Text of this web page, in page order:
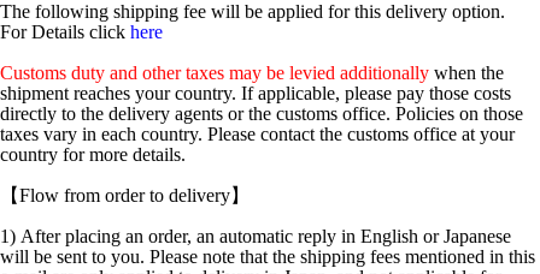
The following shipping fee will be applied for this delivery option.
For Details click here
Customs duty and other taxes may be levied additionally when the
shipment reaches your country. If applicable, please pay those costs
directly to the delivery agents or the customs office. Policies on those
taxes vary in each country. Please contact the customs office at your
country for more details.
【Flow from order to delivery】
1) After placing an order, an automatic reply in English or Japanese
will be sent to you. Please note that the shipping fees mentioned in this